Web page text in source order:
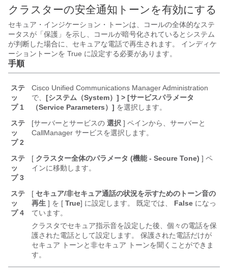
クラスターの安全通知トーンを有効にする
セキュア・インジケーション・トーンは、コールの全体的なステ
ータスが「保護」を示し、コールが暗号化されているとシステム
が判断した場合に、セキュアな電話で再生されます。 インディケ
ーショントーンを True に設定する必要があります。
手順
ステ
ッ
プ 1
Cisco Unified Communications Manager Administration
で、 [システム（System）] > [サービスパラメータ
（Service Parameters）] を選択します。
ステ
ッ
プ 2
[サーバーとサービスの 選択 ] ペインから、サーバーと
CallManager サービスを選択します。
ステ
ッ
プ 3
[ クラスター全体のパラメータ (機能 - Secure Tone) ] ペ
インに移動します。
ステ
ッ
プ 4
[ セキュア/非セキュア通話の状況を示すためのトーン音の
再生 ] を [ True] に設定します。 既定では、 False になっ
ています。
クラスタでセキュア指示音を設定した後、個々の電話を保
護された電話として設定します。 保護された電話だけが
セキュア トーンと非セキュア トーンを聞くことができま
す。